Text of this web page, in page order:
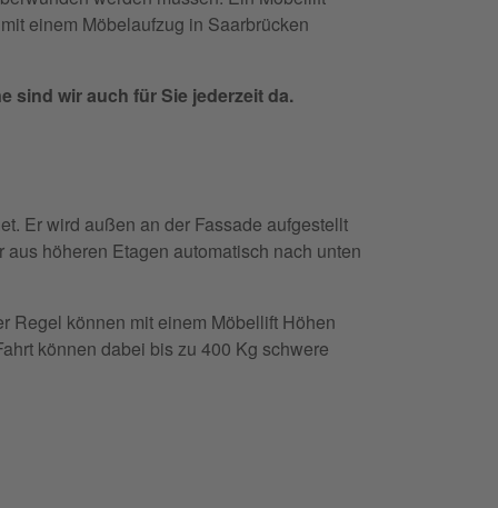
einem Möbelaufzug in Saarbrücken
sind wir auch für Sie jederzeit da.
Er wird außen an der Fassade aufgestellt
höheren Etagen automatisch nach unten
Regel können mit einem Möbellift Höhen
können dabei bis zu 400 Kg schwere